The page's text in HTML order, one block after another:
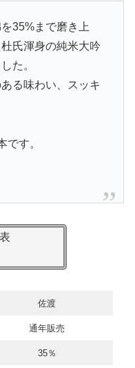
35%まで磨き上
氏渾身の純米大吟
た。
る味わい、スッキ
です。
佐渡
通年販売
35％